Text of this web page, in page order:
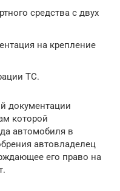
средства с двух
на крепление
ТС.
документации
которой
автомобиля в
автовладелец
его право на